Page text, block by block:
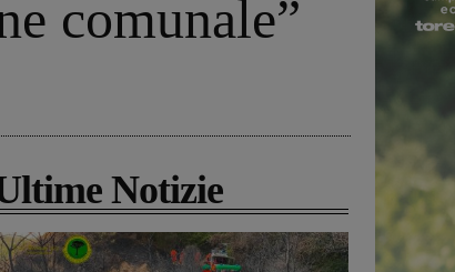
comunale”
Notizie